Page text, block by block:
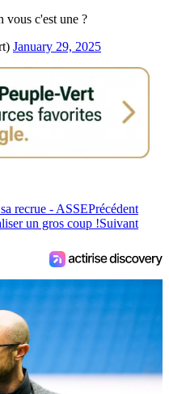
vous c'est une ?
January 29, 2025
recrue - ASSEPrécédent
un gros coup !Suivant